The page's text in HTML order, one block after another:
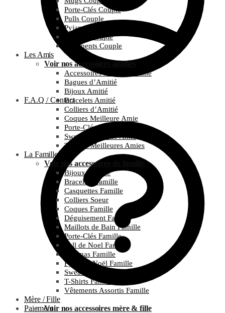
F.A.Q / Contact
Paiement
Porte-Clés Couple
Pulls Couple
Pyjamas Couple
T-Shirts Couple
Vêtements Couple
Les Amis
Voir nos accessoires amitiés
Accessoires Meilleure Amie
Bagues d’Amitié
Bijoux Amitié
Bracelets Amitié
Colliers d’Amitié
Coques Meilleure Amie
Porte-Clés Amitié
Sweats Meilleure Amie
T-Shirts Meilleures Amies
La Famille
Voir nos accessoires de famille
Bijoux Famille
Bracelets Famille
Casquettes Famille
Colliers Soeur
Coques Famille
Déguisement Famille
Maillots de Bain Famille
Porte-Clés Famille
Pull de Noel Famille
Pyjamas Famille
Pyjamas Noël Famille
Sweats Famille
T-Shirts Famille
Vêtements Assortis Famille
Mère / Fille
Voir nos accessoires mère & fille